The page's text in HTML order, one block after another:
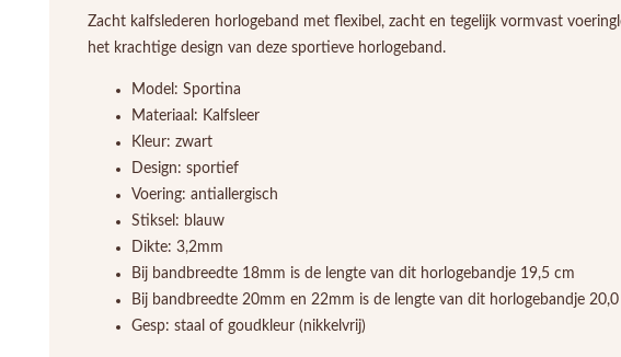
Zacht kalfslederen horlogeband met flexibel, zacht en tegelijk vormvast
het krachtige design van deze sportieve horlogeband.
Model: Sportina
Materiaal: Kalfsleer
Kleur: zwart
Design: sportief
Voering: antiallergisch
Stiksel: blauw
Dikte: 3,2mm
Bij bandbreedte 18mm is de lengte van dit horlogebandje 19,5 cm
Bij bandbreedte 20mm en 22mm is de lengte van dit horlogebandje
Gesp: staal of goudkleur (nikkelvrij)